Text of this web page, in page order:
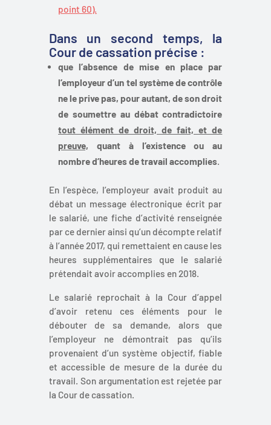
point 60).
Dans un second temps, la
Cour de cassation précise :
que l’absence de mise en place par
l’employeur d’un tel système de contrôle
ne le prive pas, pour autant, de son droit
de soumettre au débat contradictoire
tout élément de droit, de fait, et de
preuve, quant à l’existence ou au
nombre d’heures de travail accomplies.
En l’espèce, l’employeur avait produit au
débat un message électronique écrit par
le salarié, une fiche d’activité renseignée
par ce dernier ainsi qu’un décompte relatif
à l’année 2017, qui remettaient en cause les
heures supplémentaires que le salarié
prétendait avoir accomplies en 2018.
Le salarié reprochait à la Cour d’appel
d’avoir retenu ces éléments pour le
débouter de sa demande, alors que
l’employeur ne démontrait pas qu’ils
provenaient d’un système objectif, fiable
et accessible de mesure de la durée du
travail. Son argumentation est rejetée par
la Cour de cassation.